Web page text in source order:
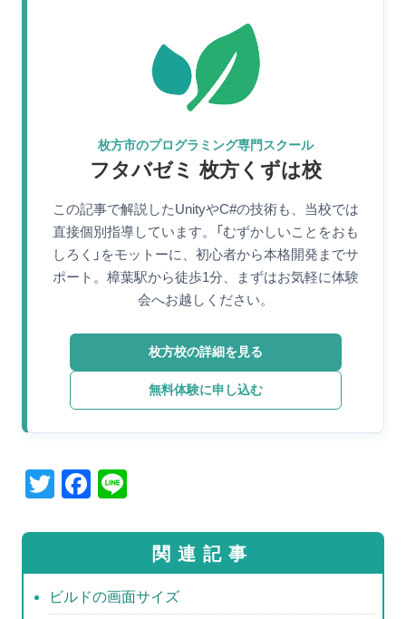
枚方市のプログラミング専門スクール
フタバゼミ 枚方くずは校
この記事で解説したUnityやC#の技術も、当校では
直接個別指導しています。「むずかしいことをおも
しろく」をモットーに、初心者から本格開発までサ
ポート。樟葉駅から徒歩1分、まずはお気軽に体験
会へお越しください。
枚方校の詳細を見る
無料体験に申し込む
T
tt
er
F
c
e
b
e 関連記事
ビルドの画面サイズ